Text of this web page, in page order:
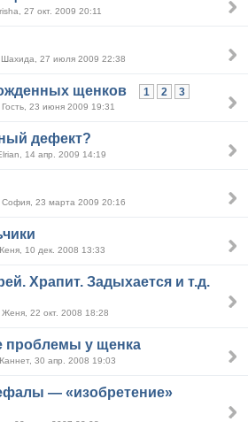
27 окт. 2009 20:11
Шахида, 27 июля 2009 22:38
щенков 1 2 3
23 июня 2009 19:31
дефект?
14 апр. 2009 14:19
София, 23 марта 2009 20:16
10 дек. 2008 13:33
Храпит. Задыхается и т.д.
22 окт. 2008 18:28
проблемы у щенка
30 апр. 2008 19:03
— «изобретение»